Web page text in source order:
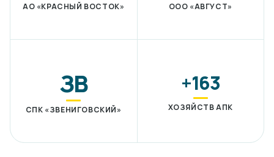
АО «КРАСНЫЙ ВОСТОК» ООО «АВГУСТ»
ЗВ
СПК «ЗВЕНИГОВСКИЙ»
+163
ХОЗЯЙСТВ АПК